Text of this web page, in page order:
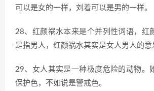
可以是女的一样，刘着可以是男的一样。
28、红颜祸水本来是个并列性词语，红
是指男人，红颜祸水其实是女人男人的意
29、女人其实是一种极度危险的动物。
保护色，不如说是警戒色。